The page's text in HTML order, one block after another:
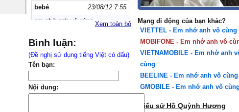
bebé
23/08/12 7:55
em nhớ anh vô cùng
6366
CHO 6941
Xem toàn bộ
Bình luận:
(Đề nghị sử dụng tiếng Việt có dấu)
Tên bạn:
Nội dung:
Mạng di động của bạn khác?
VIETTEL - Em nhớ anh vô cùng
MOBIFONE - Em nhớ anh vô
VIETNAMOBILE - Em nhớ anh
cùng
BEELINE - Em nhớ anh vô cùng
GMOBILE - Em nhớ anh vô cùng
Tiểu sử Hồ Quỳnh Hương